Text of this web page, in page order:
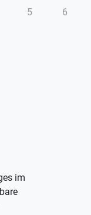
5 6
im